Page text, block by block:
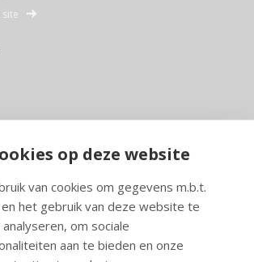
op deze website
van cookies om gegevens m.b.t.
het gebruik van deze website te
om sociale
aan te bieden en onze